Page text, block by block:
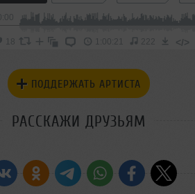
1:00:21 222 </>
ПОДДЕРЖАТЬ АРТИСТА
РАССКАЖИ ДРУЗЬЯМ